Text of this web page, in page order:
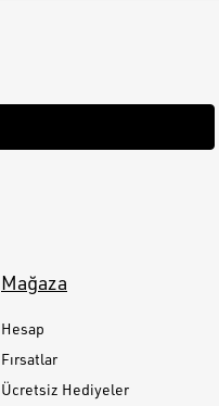
Mağaza
Hesap
Fırsatlar
Ücretsiz Hediyeler